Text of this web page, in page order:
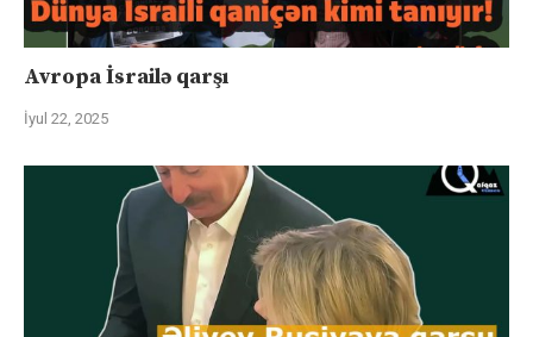
Avropa İsrailə qarşı
İyul 22, 2025